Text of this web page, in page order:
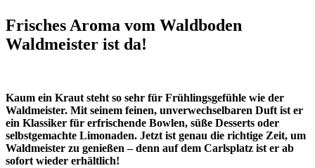
Frisches Aroma vom Waldboden
Waldmeister ist da!
Kaum ein Kraut steht so sehr für Frühlingsgefühle wie der
Waldmeister. Mit seinem feinen, unverwechselbaren Duft ist er
ein Klassiker für erfrischende Bowlen, süße Desserts oder
selbstgemachte Limonaden. Jetzt ist genau die richtige Zeit, um
Waldmeister zu genießen – denn auf dem Carlsplatz ist er ab
sofort wieder erhältlich!